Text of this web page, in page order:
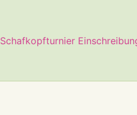
Schafkopfturnier